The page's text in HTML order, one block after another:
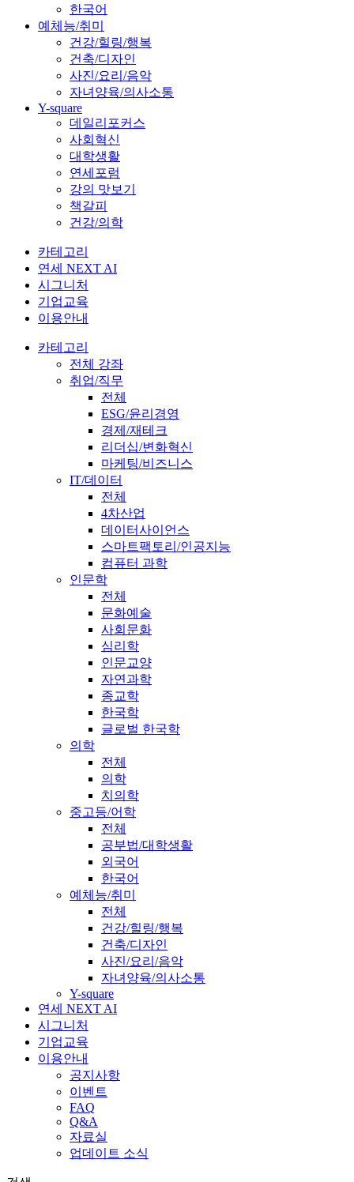
한국어
예체능/취미
건강/힐링/행복
건축/디자인
사진/요리/음악
자녀양육/의사소통
Y-square
데일리포커스
사회혁신
대학생활
연세포럼
강의 맛보기
책갈피
건강/의학
카테고리
연세 NEXT AI
시그니처
기업교육
이용안내
카테고리
전체 강좌
취업/직무
전체
ESG/윤리경영
경제/재테크
리더십/변화혁신
마케팅/비즈니스
IT/데이터
전체
4차산업
데이터사이언스
스마트팩토리/인공지능
컴퓨터 과학
인문학
전체
문화예술
사회문화
심리학
인문교양
자연과학
종교학
한국학
글로벌 한국학
의학
전체
의학
치의학
중고등/어학
전체
공부법/대학생활
외국어
한국어
예체능/취미
전체
건강/힐링/행복
건축/디자인
사진/요리/음악
자녀양육/의사소통
Y-square
연세 NEXT AI
시그니처
기업교육
이용안내
공지사항
이벤트
FAQ
Q&A
자료실
업데이트 소식